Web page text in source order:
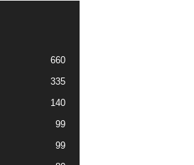
660
335
140
99
99